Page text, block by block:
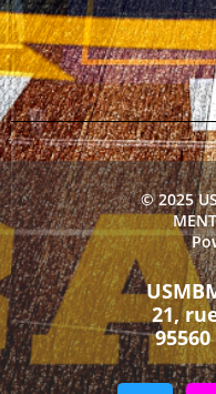
© 2025
21,
95560